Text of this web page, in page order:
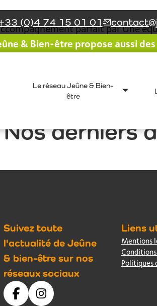
(0)4 74 15 01 01
& Bien-être propose aussi
Le réseau Jeûne & Bien-
être
parfait par Une
inoubliable. Je remercie
Nos derniers
Suivez toute
l'actualité de Jeûne
& bien-être sur nos
réseaux sociaux
Liens
Mentions
Politiques